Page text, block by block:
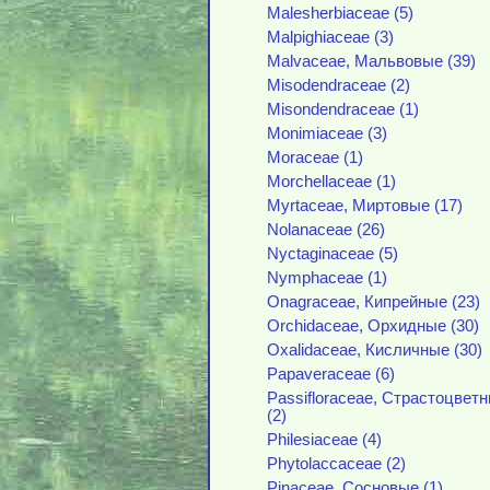
Malesherbiaceae (5)
Malpighiaceae (3)
Malvaceae, Мальвовые (39)
Misodendraceae (2)
Misondendraceae (1)
Monimiaceae (3)
Moraceae (1)
Morchellaceae (1)
Myrtaceae, Миртовые (17)
Nolanaceae (26)
Nyctaginaceae (5)
Nymphaceae (1)
Onagraceae, Кипрейные (23)
Orchidaceae, Орхидные (30)
Oxalidaceae, Кисличные (30)
Papaveraceae (6)
Passifloraceae,
(2)
Philesiaceae (4)
Phytolaccaceae (2)